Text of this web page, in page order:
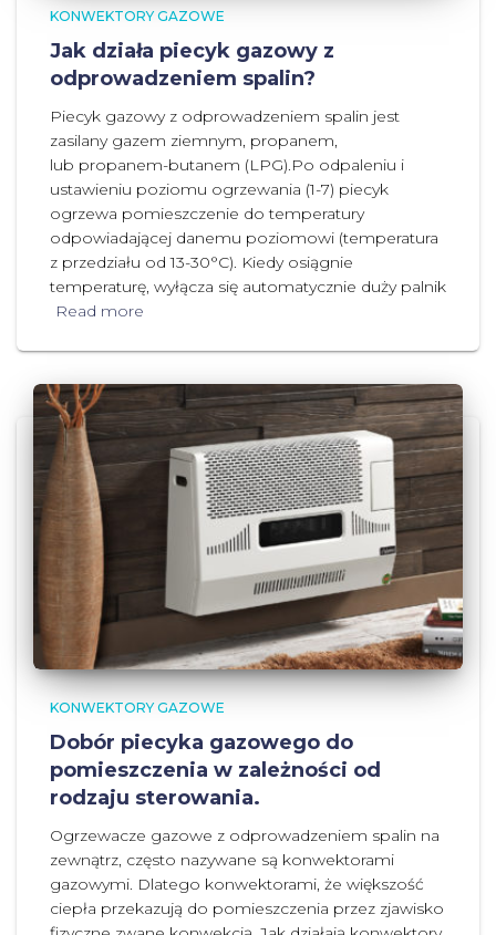
KONWEKTORY GAZOWE
Jak działa piecyk gazowy z
odprowadzeniem spalin?
Piecyk gazowy z odprowadzeniem spalin jest
zasilany gazem ziemnym, propanem,
lub propanem-butanem (LPG).Po odpaleniu i
ustawieniu poziomu ogrzewania (1-7) piecyk
ogrzewa pomieszczenie do temperatury
odpowiadającej danemu poziomowi (temperatura
z przedziału od 13-30°C). Kiedy osiągnie
temperaturę, wyłącza się automatycznie duży palnik
Read more
KONWEKTORY GAZOWE
Dobór piecyka gazowego do
pomieszczenia w zależności od
rodzaju sterowania.
Ogrzewacze gazowe z odprowadzeniem spalin na
zewnątrz, często nazywane są konwektorami
gazowymi. Dlatego konwektorami, że większość
ciepła przekazują do pomieszczenia przez zjawisko